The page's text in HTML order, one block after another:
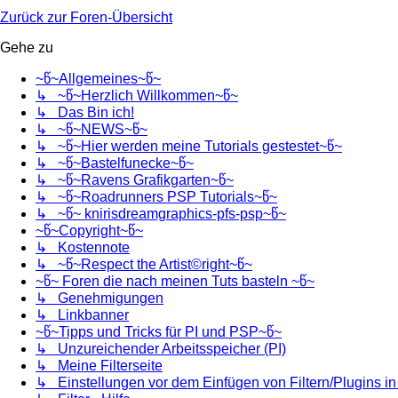
Zurück zur Foren-Übersicht
Gehe zu
~წ~Allgemeines~წ~
↳ ~წ~Herzlich Willkommen~წ~
↳ Das Bin ich!
↳ ~წ~NEWS~წ~
↳ ~წ~Hier werden meine Tutorials gestestet~წ~
↳ ~წ~Bastelfunecke~წ~
↳ ~წ~Ravens Grafikgarten~წ~
↳ ~წ~Roadrunners PSP Tutorials~წ~
↳ ~წ~ knirisdreamgraphics-pfs-psp~წ~
~წ~Copyright~წ~
↳ Kostennote
↳ ~წ~Respect the Artist©right~წ~
~წ~ Foren die nach meinen Tuts basteln ~წ~
↳ Genehmigungen
↳ Linkbanner
~წ~Tipps und Tricks für PI und PSP~წ~
↳ Unzureichender Arbeitsspeicher (PI)
↳ Meine Filterseite
↳ Einstellungen vor dem Einfügen von Filtern/Plugins in